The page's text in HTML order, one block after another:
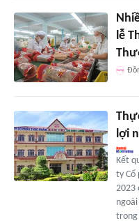
lễ
lợi
Kết
ty Cổ
2023
trong